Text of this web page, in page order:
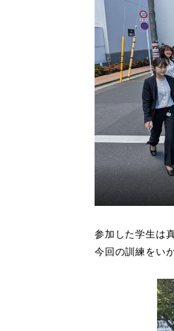
参加した学生は
今回の訓練をい